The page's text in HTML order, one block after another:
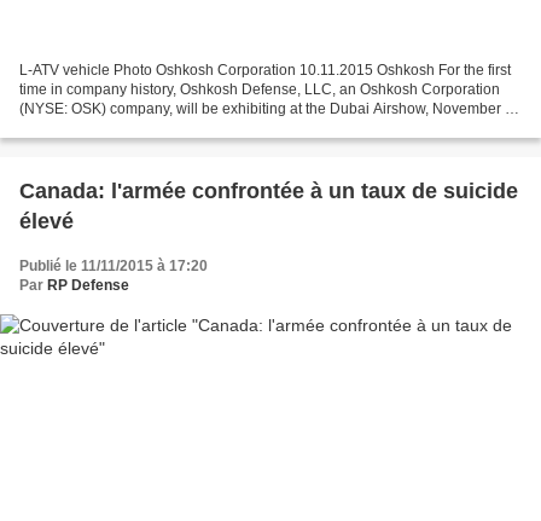
L-ATV vehicle Photo Oshkosh Corporation 10.11.2015 Oshkosh For the first
time in company history, Oshkosh Defense, LLC, an Oshkosh Corporation
(NYSE: OSK) company, will be exhibiting at the Dubai Airshow, November 8
Canada: l'armée confrontée à un taux de suicide
élevé
Publié le 11/11/2015 à 17:20
Par RP Defense